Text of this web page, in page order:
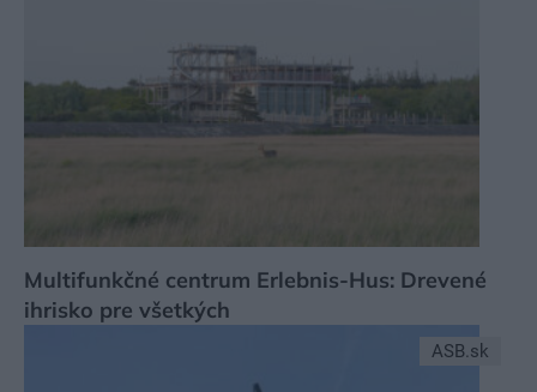
Multifunkčné centrum Erlebnis-Hus: Drevené
ihrisko pre všetkých
ASB.sk